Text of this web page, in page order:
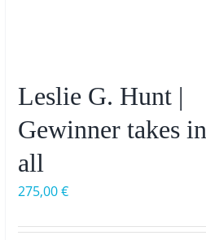
Leslie G. Hunt |
Gewinner takes in
all
275,00€